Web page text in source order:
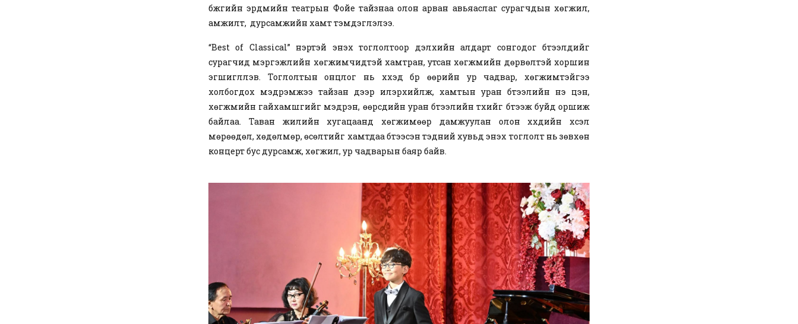
бүжгийн эрдмийн театрын Фойе тайзнаа олон арван авьяаслаг сурагчдын хөгжил,
амжилт, дурсамжийн хамт тэмдэглэлээ.
“Best of Classical” нэртэй энэхүү тоглолтоор дэлхийн алдарт сонгодог бүтээлүүдийг
сурагчид мэргэжлийн хөгжимчидтэй хамтран, утсан хөгжмийн дөрвөлтэй хоршин
эгшиглүүлэв. Тоглолтын онцлог нь хүүхэд бүр өөрийн ур чадвар, хөгжимтэйгээ
холбогдох мэдрэмжээ тайзан дээр илэрхийлж, хамтын уран бүтээлийн үнэ цэн,
хөгжмийн гайхамшгийг мэдрэн, өөрсдийн уран бүтээлийн түүхийг бүтээж буйд оршиж
байлаа. Таван жилийн хугацаанд хөгжимөөр дамжуулан олон хүүхдийн хүсэл
мөрөөдөл, хөдөлмөр, өсөлтийг хамтдаа бүтээсэн тэдний хувьд энэхүү тоглолт нь зөвхөн
концерт бус дурсамж, хөгжил, ур чадварын баяр байв.